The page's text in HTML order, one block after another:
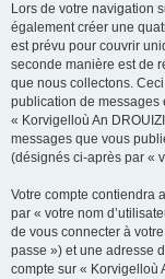
Lors de votre navigation
également créer une
est prévu pour couvrir
seconde manière est de
que nous collectons.
publication de messages
« Korvigelloù An
messages que vous
(désignés ci-après par «
Votre compte contiendra
par « votre nom
de vous connecter à
passe ») et une adresse
compte sur « Korvigelloù